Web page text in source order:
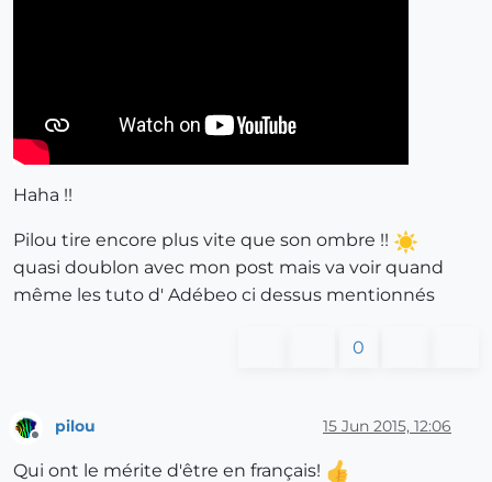
Haha !!
Pilou tire encore plus vite que son ombre !!
quasi doublon avec mon post mais va voir quand
même les tuto d' Adébeo ci dessus mentionnés
0
Offline
pilou 15 Jun 2015, 12:06
Qui ont le mérite d'être en français!